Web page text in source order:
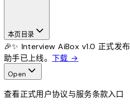
本页目录
🎉✨ Interview AiBox v1.0 正式发布
助手已上线。 下载 →
Open
查看正式用户协议与服务条款入口